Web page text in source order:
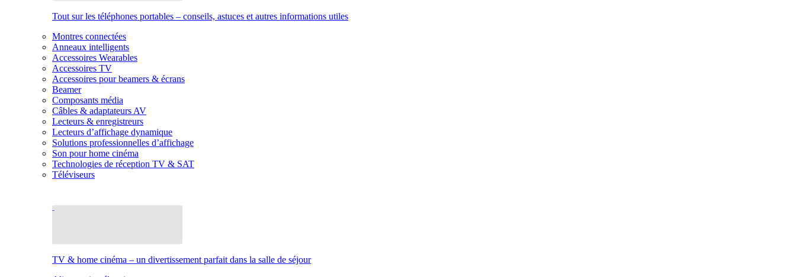
Tout sur les téléphones portables – conseils, astuces et autres informations utiles
Montres connectées
Anneaux intelligents
Accessoires Wearables
Accessoires TV
Accessoires pour beamers & écrans
Beamer
Composants média
Câbles & adaptateurs AV
Lecteurs & enregistreurs
Lecteurs d’affichage dynamique
Solutions professionnelles d’affichage
Son pour home cinéma
Technologies de réception TV & SAT
Téléviseurs
TV & home cinéma – un divertissement parfait dans la salle de séjour